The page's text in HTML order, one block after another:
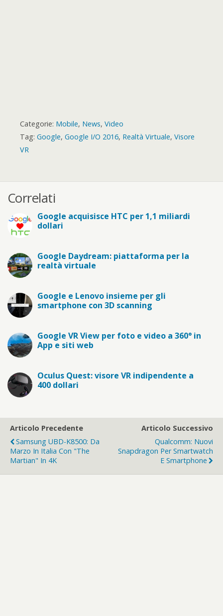
Categorie: Mobile, News, Video
Tag: Google, Google I/O 2016, Realtà Virtuale, Visore
VR
Correlati
Google acquisisce HTC per 1,1 miliardi
dollari
Google Daydream: piattaforma per la
realtà virtuale
Google e Lenovo insieme per gli
smartphone con 3D scanning
Google VR View per foto e video a 360° in
App e siti web
Oculus Quest: visore VR indipendente a
400 dollari
Articolo Precedente
Samsung UBD-K8500: Da
Marzo In Italia Con "The
Martian" In 4K
Articolo Successivo
Qualcomm: Nuovi
Snapdragon Per Smartwatch
E Smartphone